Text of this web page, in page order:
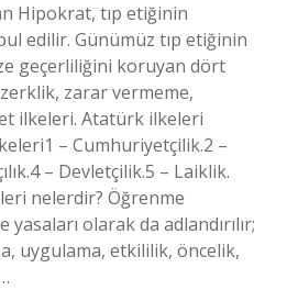
Hipokrat, tıp etiğinin
edilir. Günümüz tıp etiğinin
geçerliliğini koruyan dört
zarar vermeme,
ilkeleri. Atatürk ilkeleri
– Cumhuriyetçilik.2 –
– Devletçilik.5 – Laiklik.
nelerdir? Öğrenme
olarak da adlandırılır;
uygulama, etkililik, öncelik,